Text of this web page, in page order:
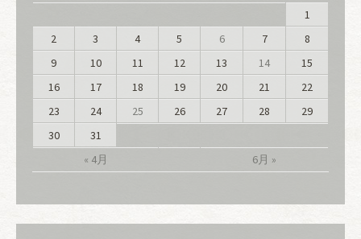
« 4月 6月 »
1
2
3 4 5 6 7
8
9
10 11 12 13 14
15
16
17 18 19 20 21
22
23
24 25 26 27 28
29
30
31